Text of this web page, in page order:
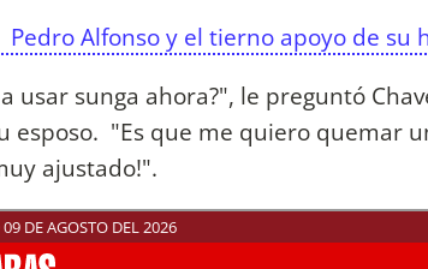
Alfonso y el tierno apoyo de su
usar sunga ahora?", le preguntó
esposo. "Es que me quiero quemar
ajustado!".